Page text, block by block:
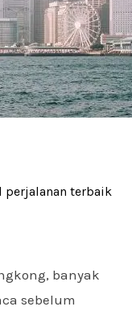
perjalanan terbaik
banyak
sebelum